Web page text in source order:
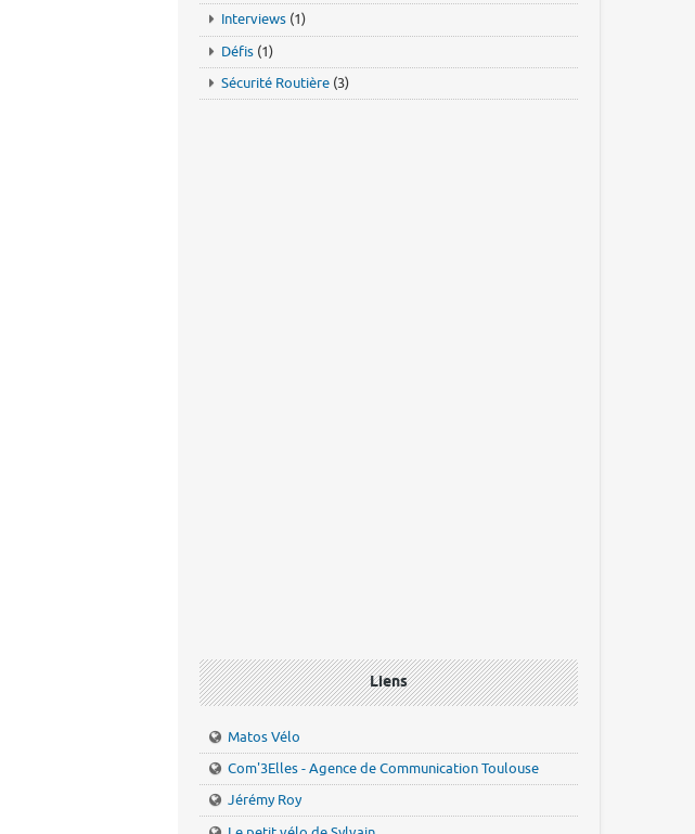
Interviews (1)
Défis (1)
Sécurité Routière (3)
Liens
Matos Vélo
Com'3Elles - Agence de Communication Toulouse
Jérémy Roy